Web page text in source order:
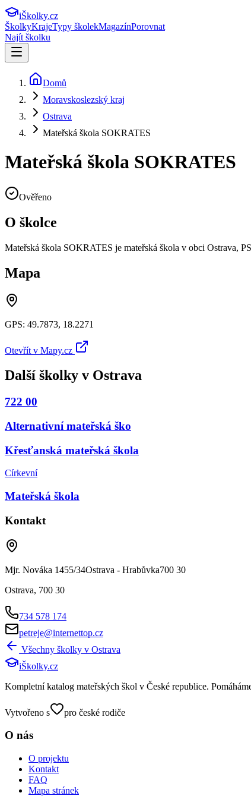
iŠkolky.cz
ŠkolkyKrajeTypy školekMagazínPorovnat
Najít školku
Domů
Moravskoslezský kraj
Ostrava
Mateřská škola SOKRATES
Mateřská škola SOKRATES
Ověřeno
O školce
Mateřská škola SOKRATES je mateřská škola v obci Ostrava,
Mapa
GPS: 49.7873, 18.2271
Otevřít v Mapy.cz
Další školky v Ostrava
722 00
Alternativní mateřská ško
Křesťanská mateřská škola
Církevní
Mateřská škola
Kontakt
Mjr. Nováka 1455/34Ostrava - Hrabůvka700 30
Ostrava, 700 30
734 578 174
petreje@internettop.cz
Všechny školky v Ostrava
iŠkolky.cz
Kompletní katalog mateřských škol v České republice.
Vytvořeno s pro české rodiče
O nás
O projektu
Kontakt
FAQ
Mapa stránek